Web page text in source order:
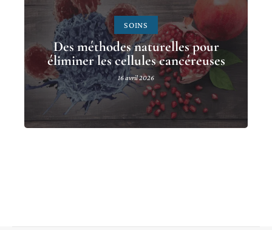
SOINS
Des méthodes naturelles pour
éliminer les cellules cancéreuses
16 avril 2026